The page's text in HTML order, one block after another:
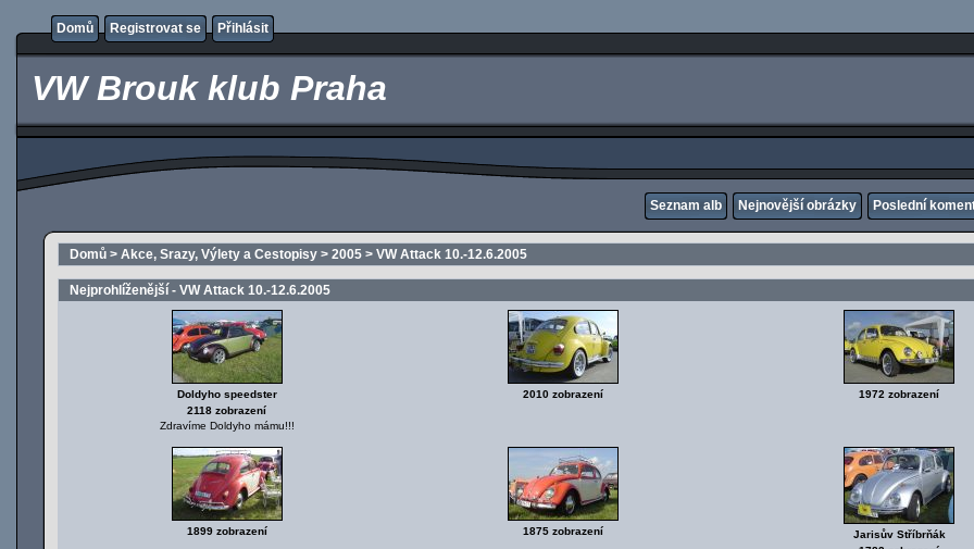
Domů Registrovat se Přihlásit
VW Brouk klub Praha
Seznam alb Nejnovější obrázky Poslední
Domů > Akce, Srazy, Výlety a Cestopisy > 2005 > VW Attack 10.-12.6.2005
Nejprohlíženější - VW Attack 10.-12.6.2005
Doldyho speedster
2118 zobrazení
Zdravíme Doldyho mámu!!!
2010 zobrazení 1972 zobrazení
1899 zobrazení 1875 zobrazení
Jarisův Stříbrňák